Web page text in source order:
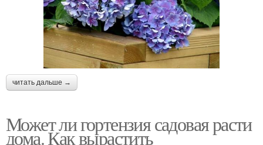
читать дальше →
Может ли гортензия садовая расти
дома. Как вырастить